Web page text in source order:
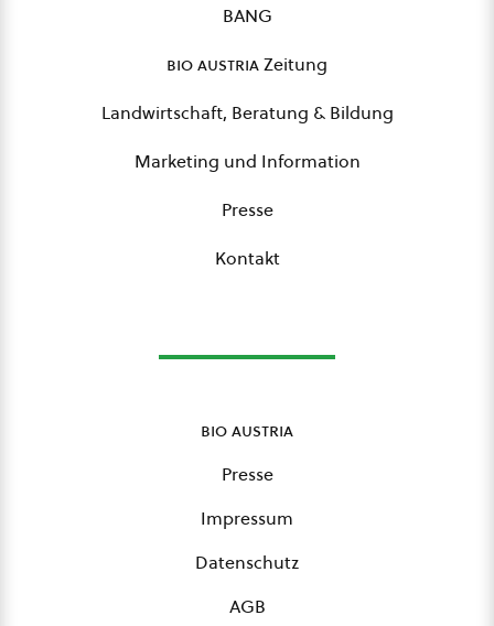
BANG
bio austriaZeitung
Landwirtschaft, Beratung & Bildung
Marketing und Information
Presse
Kontakt
bio austria
Presse
Impressum
Datenschutz
AGB